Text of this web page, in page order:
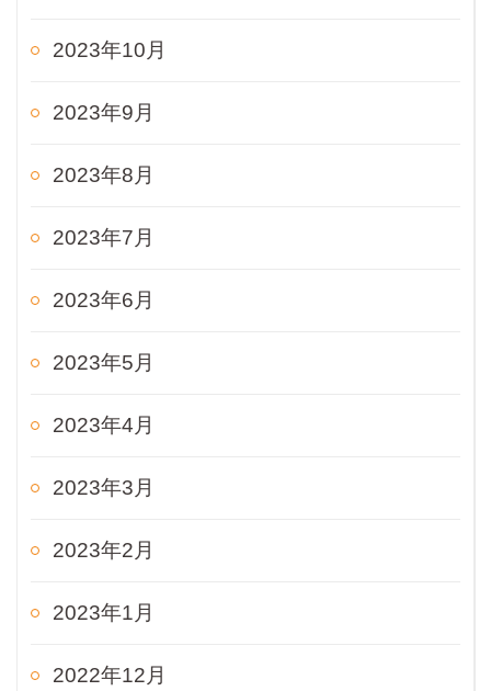
2023年10月
2023年9月
2023年8月
2023年7月
2023年6月
2023年5月
2023年4月
2023年3月
2023年2月
2023年1月
2022年12月